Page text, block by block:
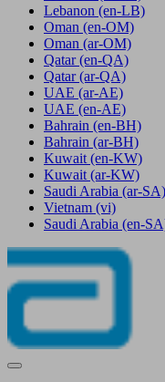
Lebanon (en-LB)
Oman (en-OM)
Oman (ar-OM)
Qatar (en-QA)
Qatar (ar-QA)
UAE (ar-AE)
UAE (en-AE)
Bahrain (en-BH)
Bahrain (ar-BH)
Kuwait (en-KW)
Kuwait (ar-KW)
Saudi Arabia (ar-SA)
Vietnam (vi)
Saudi Arabia (en-